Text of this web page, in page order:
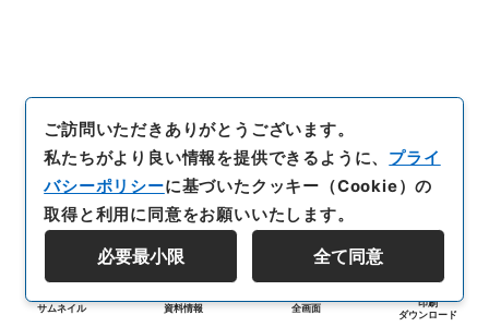
サムネイル 資料情報 全画面
印刷
ダウンロード
ご訪問いただきありがとうございます。
私たちがより良い情報を提供できるように、 プライ
バシーポリシーに基づいたクッキー（Cookie）の
取得と利用に同意をお願いいたします。
必要最小限 全て同意